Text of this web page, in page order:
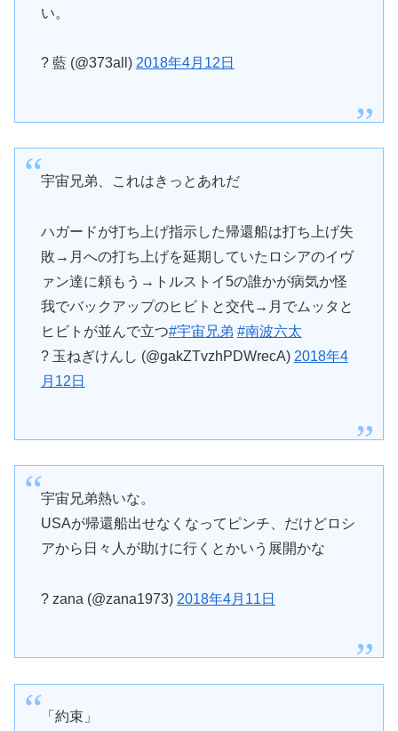
い。
? 藍 (@373all) 2018年4月12日
宇宙兄弟、これはきっとあれだ
ハガードが打ち上げ指示した帰還船は打ち上げ失
敗→月への打ち上げを延期していたロシアのイヴ
ァン達に頼もう→トルストイ5の誰かが病気か怪
我でバックアップのヒビトと交代→月でムッタと
ヒビトが並んで立つ#宇宙兄弟 #南波六太
? 玉ねぎけんし (@gakZTvzhPDWrecA) 2018年4
月12日
宇宙兄弟熱いな。
USAが帰還船出せなくなってピンチ、だけどロシ
アから日々人が助けに行くとかいう展開かな
? zana (@zana1973) 2018年4月11日
「約束」